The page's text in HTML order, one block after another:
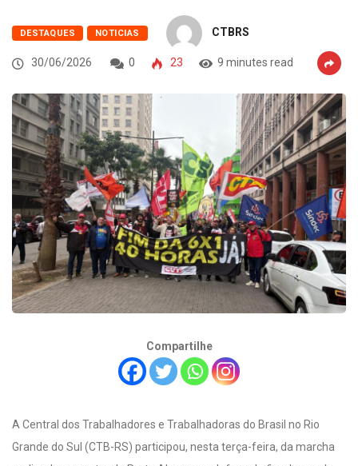
DESTAQUES NOTICIAS CTBRS
30/06/2026 0 23 9 minutes read
Compartilhe
A Central dos Trabalhadores e Trabalhadoras do Brasil no Rio
Grande do Sul (CTB-RS) participou, nesta terça-feira, da marcha